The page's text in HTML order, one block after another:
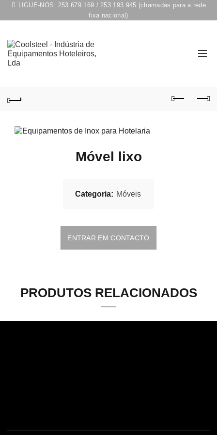
LIGUE-NOS: 253 679 169 /253 193 945 (chamadas para a rede
fixa nacional)
Móvel lixo
Categoria: Móveis
ENTRAR EM CONTACTO
PRODUTOS RELACIONADOS